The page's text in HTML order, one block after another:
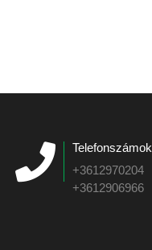
Telefonszámok
+3612970204
+3612906966